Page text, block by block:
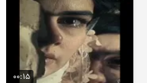
00:15